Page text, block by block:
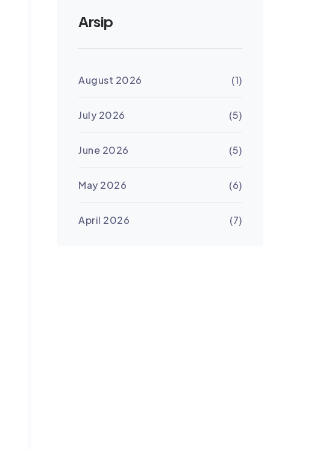
Arsip
August 2026 (1)
July 2026 (5)
June 2026 (5)
May 2026 (6)
April 2026 (7)